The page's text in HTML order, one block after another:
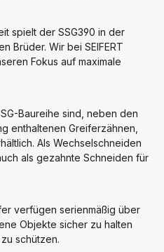
spielt der SSG390 in der
Brüder. Wir bei SEIFERT
Fokus auf maximale
Baureihe sind, neben den
enthaltenen Greiferzähnen,
Als Wechselschneiden
als gezahnte Schneiden für
verfügen serienmäßig über
Objekte sicher zu halten
schützen.